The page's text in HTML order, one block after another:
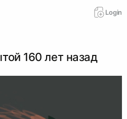
Login
160 лет назад